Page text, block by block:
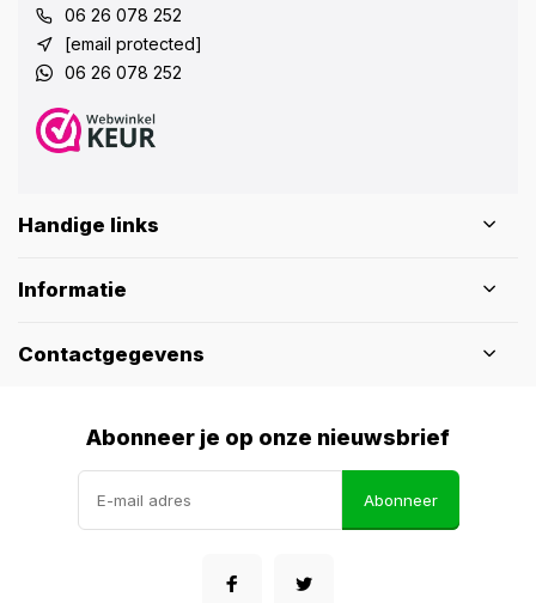
06 26 078 252
[email protected]
06 26 078 252
Handige links
Informatie
Contactgegevens
Abonneer je op onze nieuwsbrief
Abonneer